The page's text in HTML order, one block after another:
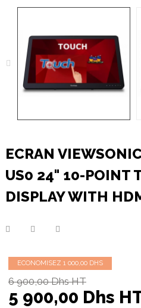
ECRAN
US0 24" 10-POINT
DISPLAY WITH
ECONOMISEZ 1 000,00 DHS
6 900,00 Dhs HT
5 900,00 Dhs